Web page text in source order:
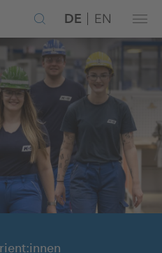
DE EN